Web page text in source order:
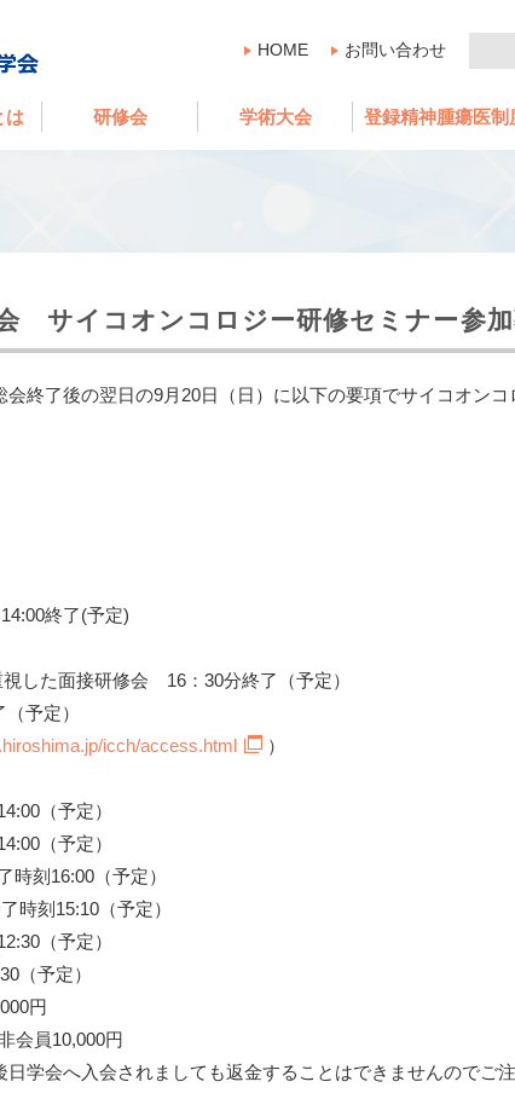
HOME お問い合わせ
は 研修会 学術大会 登録精神腫瘍医制
サイコオンコロジー研修セミナー参
終了後の翌日の9月20日（日）に以下の要項でサイコオン
終了(予定)
した面接研修会 16：30分終了（予定）
予定）
icch/access.html
）
（予定）
（予定）
時刻16:00（予定）
時刻15:10（予定）
（予定）
（予定）
円
会員10,000円
学会へ入会されましても返金することはできませんのでご注